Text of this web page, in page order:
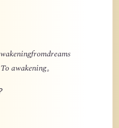
awakening。